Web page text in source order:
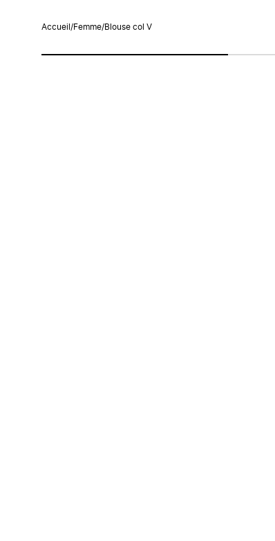
Accueil /Femme/Blouse col V